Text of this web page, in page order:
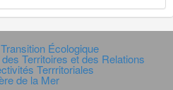
Écologique
Territoires et des Relations
Terrritoriales
de la Mer